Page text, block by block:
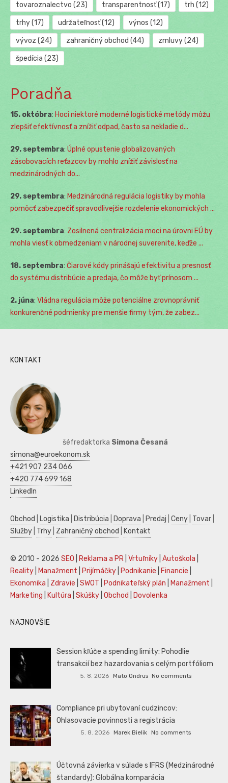
tovaroznalectvo (23) transparentnosť(17) trh (12)
trhy(17) udržateľnosť(12) výnos (12)
vývoz (24) zahraničný obchod (44) zmluvy(24)
špedícia (23)
Poradňa
15. októbra: Hoci niektoré moderné logistické metódy môžu
zlepšiť efektívnosť a znížiť odpad, často sa nekladie d...
29. septembra: Úplné opustenie globalizovaných
zásobovacích reťazcov by mohlo znížiť závislosť na
medzinárodných do...
29. septembra: Medzinárodná regulácia logistiky by mohla
pomôcť zabezpečiť spravodlivejšie rozdelenie ekonomických ...
29. septembra: Zosilnená centralizácia moci na úrovni EÚ by
mohla viesť k obmedzeniam v národnej suverenite, keďže ...
18. septembra: Čiarové kódy prinášajú efektivitu a presnosť
do systému distribúcie a predaja, čo môže byť prínosom ...
2. júna: Vládna regulácia môže potenciálne zrovnoprávniť
konkurenčné podmienky pre menšie firmy tým, že zabez...
KONTAKT
šéfredaktorka Simona Česaná
simona@euroekonom.sk
+421 907 234 066
+420 774 699 168
LinkedIn
Obchod Logistika Distribúcia Doprava Predaj Ceny Tovar
Služby Trhy Zahraničný obchod Kontakt
© 2010 - 2026 SEO Reklama a PR Vrtuľníky Autoškola
Reality
Manažment Prijímáčky Podnikanie Financie
Ekonomika
Zdravie SWOT Podnikateľský plán Manažment
Marketing
Kultúra Skúšky Obchod Dovolenka
NAJNOVŠIE
Session kľúče a spending limity: Pohodlie
transakcií bez hazardovania s celým portfóliom
5. 8. 2026 Mato Ondrus No comments
Compliance pri ubytovaní cudzincov:
Ohlasovacie povinnosti a registrácia
5. 8. 2026 Marek Bielik No comments
Účtovná závierka v súlade s IFRS (Medzinárodné
štandardy): Globálna komparácia